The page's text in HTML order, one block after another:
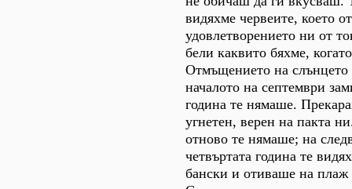
видяхме червеите, което
удовлетворението ни от
бели каквито бяхме,
Отмъщението на
началото на септември
година те нямаше.
угнетен, верен на пакта
отново те нямаше; на
четвъртата година те
бански и отиваше на плаж